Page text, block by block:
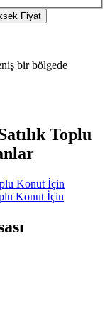
Fiyat
bir bölgede
Toplu
Konut İçin
Konut İçin